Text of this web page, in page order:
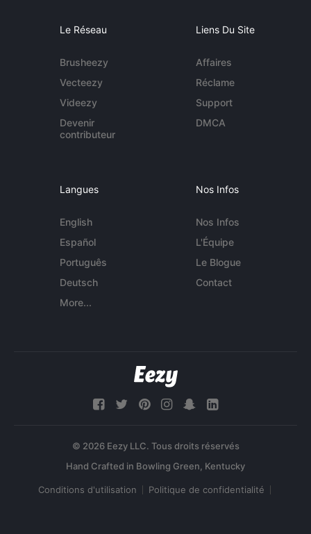
Le Réseau
Brusheezy
Vecteezy
Videezy
Devenir
contributeur
Liens Du Site
Affaires
Réclame
Support
DMCA
Langues
English
Español
Português
Deutsch
More...
Nos Infos
Nos Infos
L'Équipe
Le Blogue
Contact
© 2026 Eezy LLC. Tous droits réservés
Conditions d'utilisation Politique de confidentialité